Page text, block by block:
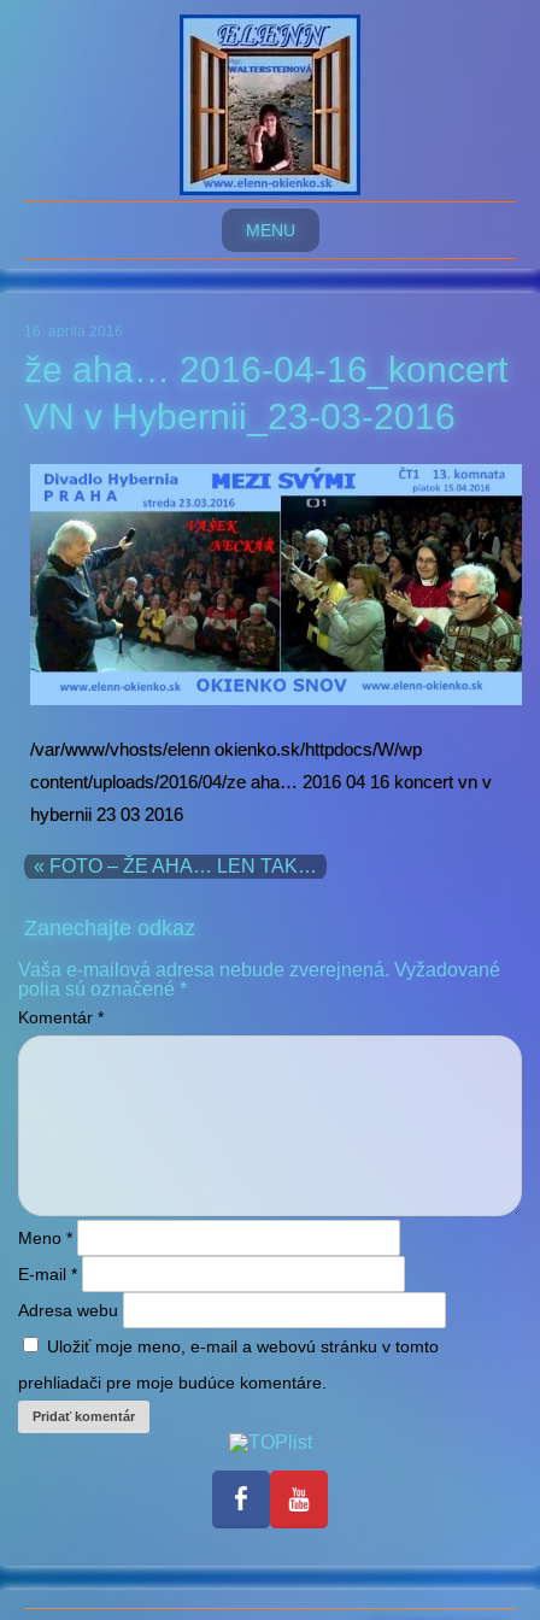
MENU
16. apríla 2016
že aha… 2016-04-16_koncert
VN v Hybernii_23-03-2016
/var/www/vhosts/elenn okienko.sk/httpdocs/W/wp
content/uploads/2016/04/ze aha… 2016 04 16 koncert vn v
hybernii 23 03 2016
« FOTO – ŽE AHA… LEN TAK…
Zanechajte odkaz
Vaša e-mailová adresa nebude zverejnená. Vyžadované
polia sú označené *
Komentár *
Meno *
E-mail *
Adresa webu
Uložiť moje meno, e-mail a webovú stránku v tomto
prehliadači pre moje budúce komentáre.